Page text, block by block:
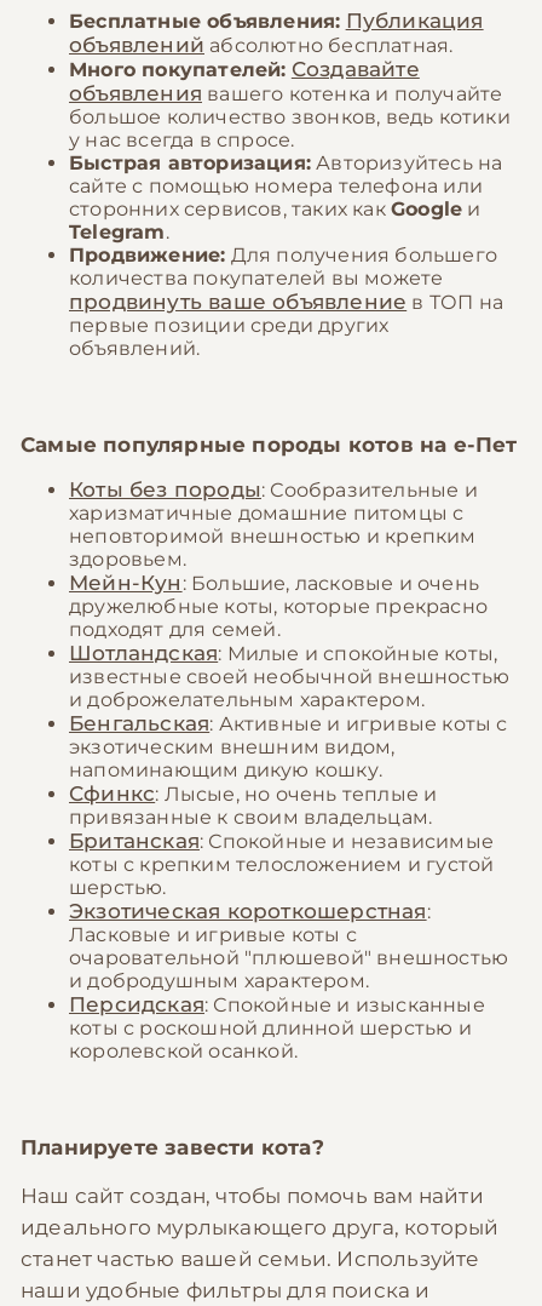
Бесплатные объявления: Публикация
объявлений абсолютно бесплатная.
Много покупателей: Создавайте
объявления вашего котенка и получайте
большое количество звонков, ведь котики
у нас всегда в спросе.
Быстрая авторизация: Авторизуйтесь на
сайте с помощью номера телефона или
сторонних сервисов, таких как Google и
Telegram.
Продвижение: Для получения большего
количества покупателей вы можете
продвинуть ваше объявление в ТОП на
первые позиции среди других
объявлений.
Самые популярные породы котов на е-Пет
Коты без породы: Сообразительные и
харизматичные домашние питомцы с
неповторимой внешностью и крепким
здоровьем.
Мейн-Кун : Большие, ласковые и очень
дружелюбные коты, которые прекрасно
подходят для семей.
Шотландская: Милые и спокойные коты,
известные своей необычной внешностью
и доброжелательным характером.
Бенгальская: Активные и игривые коты с
экзотическим внешним видом,
напоминающим дикую кошку.
Сфинкс: Лысые, но очень теплые и
привязанные к своим владельцам.
Британская: Спокойные и независимые
коты с крепким телосложением и густой
шерстью.
Экзотическая короткошерстная:
Ласковые и игривые коты с
очаровательной "плюшевой" внешностью
и добродушным характером.
Персидская: Спокойные и изысканные
коты с роскошной длинной шерстью и
королевской осанкой.
Планируете завести кота?
Наш сайт создан, чтобы помочь вам найти
идеального мурлыкающего друга, который
станет частью вашей семьи. Используйте
наши удобные фильтры для поиска и